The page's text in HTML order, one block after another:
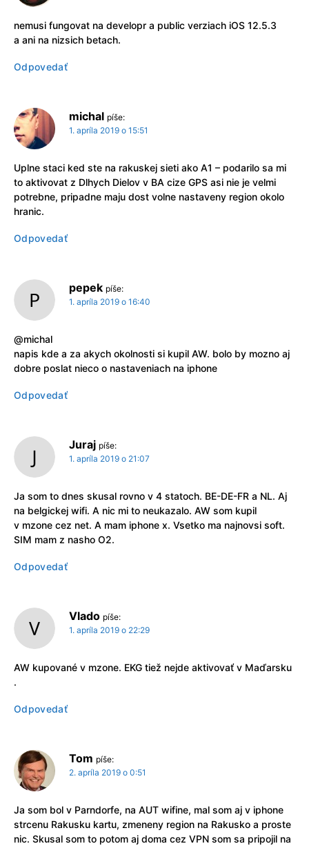
nemusi fungovat na developr a public verziach iOS 12.5.3
a ani na nizsich betach.
Odpovedať
michal píše:
1. apríla 2019 o 15:51
Uplne staci ked ste na rakuskej sieti ako A1 – podarilo sa mi
to aktivovat z Dlhych Dielov v BA cize GPS asi nie je velmi
potrebne, pripadne maju dost volne nastaveny region okolo
hranic.
Odpovedať
pepek píše:
1. apríla 2019 o 16:40
@michal
napis kde a za akych okolnosti si kupil AW. bolo by mozno aj
dobre poslat nieco o nastaveniach na iphone
Odpovedať
Juraj píše:
1. apríla 2019 o 21:07
Ja som to dnes skusal rovno v 4 statoch. BE-DE-FR a NL. Aj
na belgickej wifi. A nic mi to neukazalo. AW som kupil
v mzone cez net. A mam iphone x. Vsetko ma najnovsi soft.
SIM mam z nasho O2.
Odpovedať
Vlado píše:
1. apríla 2019 o 22:29
AW kupované v mzone. EKG tiež nejde aktivovať v Maďarsku
.
Odpovedať
Tom píše:
2. apríla 2019 o 0:51
Ja som bol v Parndorfe, na AUT wifine, mal som aj v iphone
strcenu Rakusku kartu, zmeneny region na Rakusko a proste
nic. Skusal som to potom aj doma cez VPN som sa pripojil na